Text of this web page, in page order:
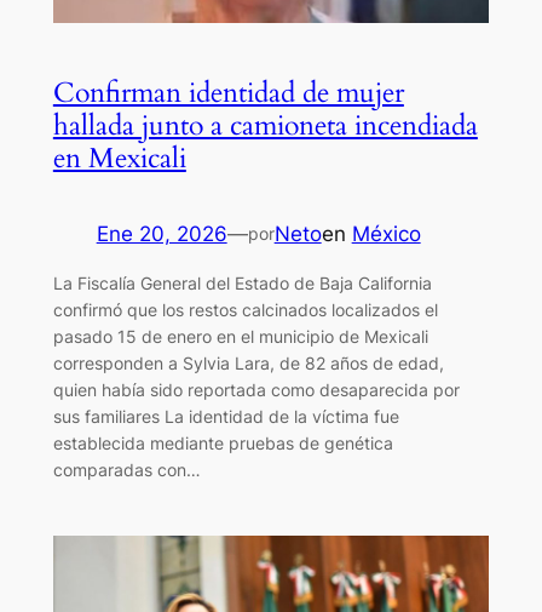
Confirman identidad de mujer
hallada junto a camioneta incendiada
en Mexicali
Ene 20, 2026—porNetoen México
La Fiscalía General del Estado de Baja California
confirmó que los restos calcinados localizados el
pasado 15 de enero en el municipio de Mexicali
corresponden a Sylvia Lara, de 82 años de edad,
quien había sido reportada como desaparecida por
sus familiares La identidad de la víctima fue
establecida mediante pruebas de genética
comparadas con…